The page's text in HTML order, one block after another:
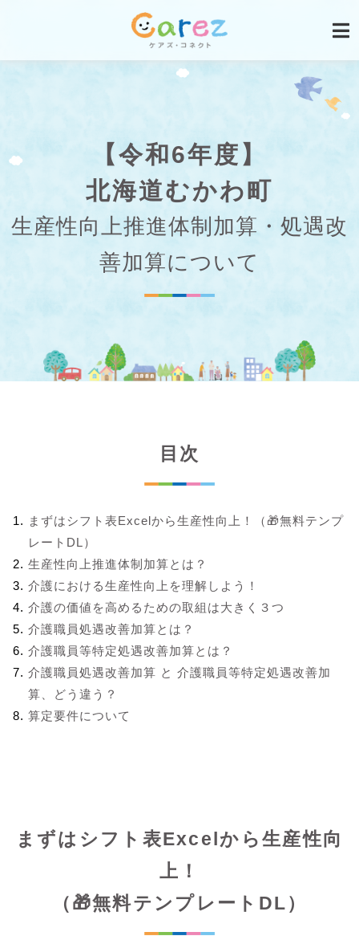
【令和6年度】
北海道むかわ町
生産性向上推進体制加算・処遇改
善加算について
目次
まずはシフト表Excelから生産性向上！（🎁無料テンプ
レートDL）
生産性向上推進体制加算とは？
介護における生産性向上を理解しよう！
介護の価値を高めるための取組は大きく３つ
介護職員処遇改善加算とは？
介護職員等特定処遇改善加算とは？
介護職員処遇改善加算 と 介護職員等特定処遇改善加
算、どう違う？
算定要件について
まずはシフト表Excelから生産性向
上！
（🎁無料テンプレートDL）